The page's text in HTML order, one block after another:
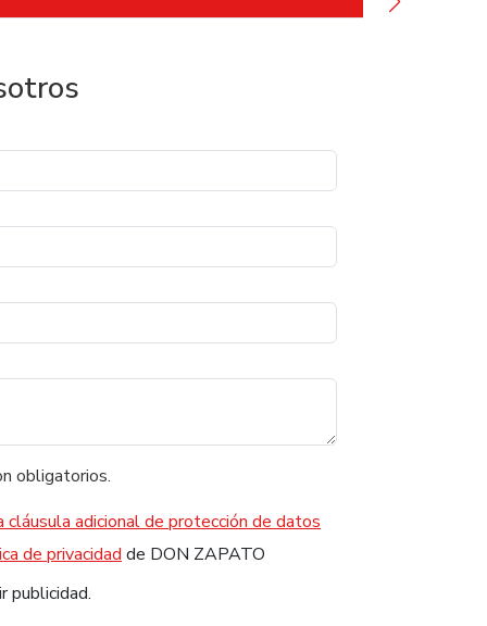
obligatorios.
cláusula adicional de protección de datos
de privacidad de DON ZAPATO
publicidad.